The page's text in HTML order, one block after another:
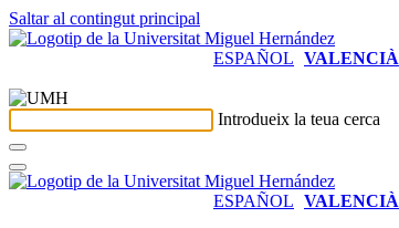
Saltar al contingut principal
ESPAÑOL VALENCIÀ
Introdueix la teua cerca
ESPAÑOL VALENCIÀ